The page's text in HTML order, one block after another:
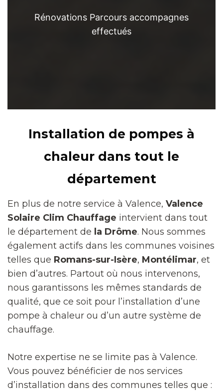
Rénovations Parcours accompagnes
effectués
Installation de pompes à
chaleur dans tout le
département
En plus de notre service à Valence, Valence
Solaire Clim Chauffage intervient dans tout
le département de la Drôme. Nous sommes
également actifs dans les communes voisines
telles que Romans-sur-Isère, Montélimar, et
bien d’autres. Partout où nous intervenons,
nous garantissons les mêmes standards de
qualité, que ce soit pour l’installation d’une
pompe à chaleur ou d’un autre système de
chauffage.
Notre expertise ne se limite pas à Valence.
Vous pouvez bénéficier de nos services
d’installation dans des communes telles que :